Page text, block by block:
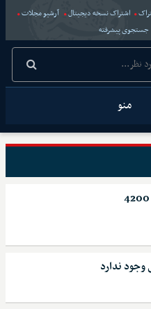
اشتراک نسخه دیجیتال
آرشیو مجلات
جستجوی پیشرفته
منو
وجود ندارد